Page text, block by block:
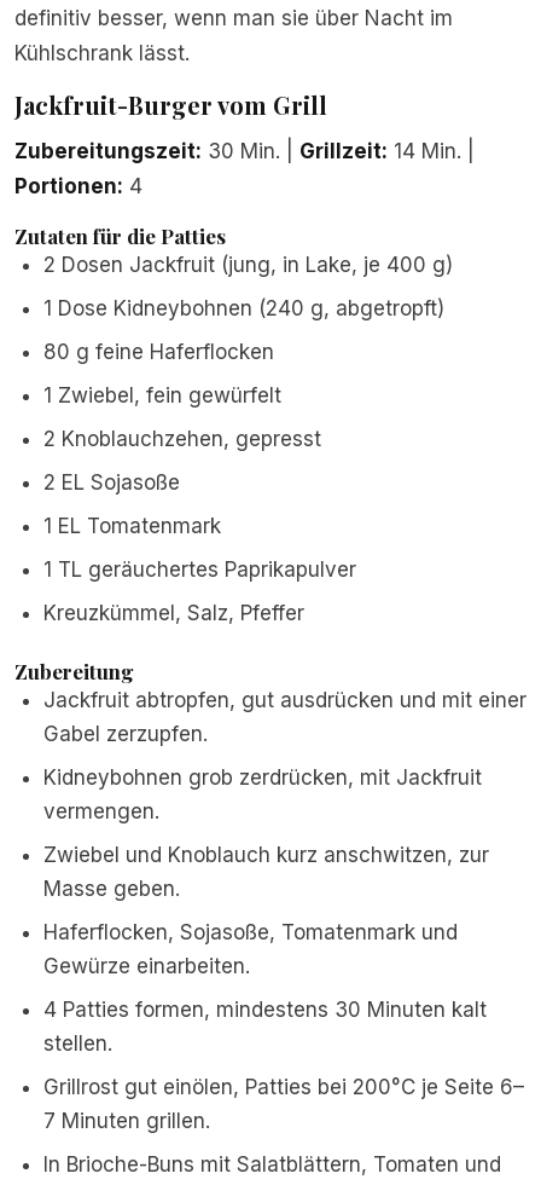
definitiv besser, wenn man sie über Nacht im
Kühlschrank lässt.
Jackfruit-Burger vom Grill
Zubereitungszeit: 30 Min. | Grillzeit: 14 Min. |
Portionen: 4
Zutaten für die Patties
2 Dosen Jackfruit (jung, in Lake, je 400 g)
1 Dose Kidneybohnen (240 g, abgetropft)
80 g feine Haferflocken
1 Zwiebel, fein gewürfelt
2 Knoblauchzehen, gepresst
2 EL Sojasoße
1 EL Tomatenmark
1 TL geräuchertes Paprikapulver
Kreuzkümmel, Salz, Pfeffer
Zubereitung
Jackfruit abtropfen, gut ausdrücken und mit einer
Gabel zerzupfen.
Kidneybohnen grob zerdrücken, mit Jackfruit
vermengen.
Zwiebel und Knoblauch kurz anschwitzen, zur
Masse geben.
Haferflocken, Sojasoße, Tomatenmark und
Gewürze einarbeiten.
4 Patties formen, mindestens 30 Minuten kalt
stellen.
Grillrost gut einölen, Patties bei 200°C je Seite 6–
7 Minuten grillen.
In Brioche-Buns mit Salatblättern, Tomaten und